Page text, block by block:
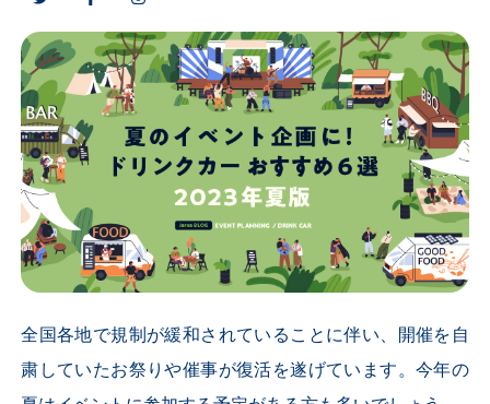
全国各地で規制が緩和されていることに伴い、開催を自
粛していたお祭りや催事が復活を遂げています。今年の